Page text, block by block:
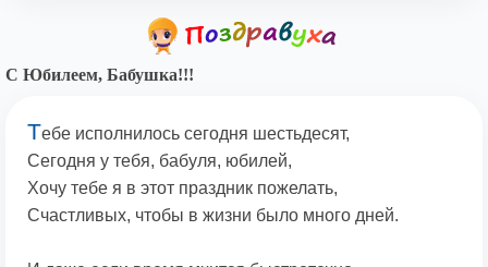
С Юбилеем, Бабушка!!!
Тебе исполнилось сегодня шестьдесят,
Сегодня у тебя, бабуля, юбилей,
Хочу тебе я в этот праздник пожелать,
Счастливых, чтобы в жизни было много дней.